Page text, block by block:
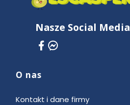
Nasze Social Media
Linki w stopce
O nas
Kontakt i dane firmy